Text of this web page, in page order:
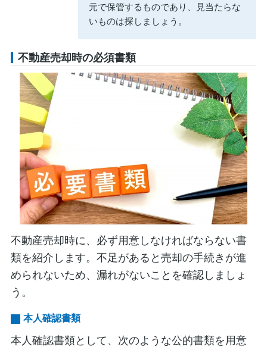
元で保管するものであり、見当たらな
いものは探しましょう。
不動産売却時の必須書類
不動産売却時に、必ず用意しなければならない書
類を紹介します。不足があると売却の手続きが進
められないため、漏れがないことを確認しましょ
う。
本人確認書類
本人確認書類として、次のような公的書類を用意